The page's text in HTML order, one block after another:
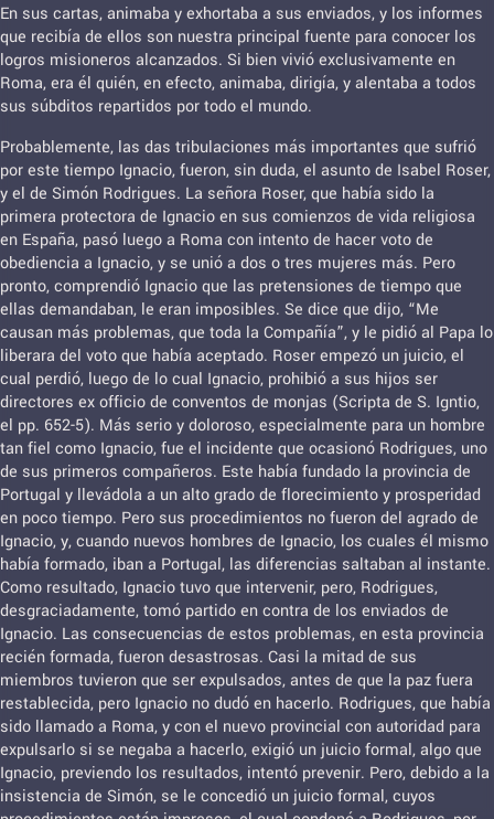
En sus cartas, animaba y exhortaba a sus enviados, y los informes
que recibía de ellos son nuestra principal fuente para conocer los
logros misioneros alcanzados. Si bien vivió exclusivamente en
Roma, era él quién, en efecto, animaba, dirigía, y alentaba a todos
sus súbditos repartidos por todo el mundo.
Probablemente, las das tribulaciones más importantes que sufrió
por este tiempo Ignacio, fueron, sin duda, el asunto de Isabel Roser,
y el de Simón Rodrigues. La señora Roser, que había sido la
primera protectora de Ignacio en sus comienzos de vida religiosa
en España, pasó luego a Roma con intento de hacer voto de
obediencia a Ignacio, y se unió a dos o tres mujeres más. Pero
pronto, comprendió Ignacio que las pretensiones de tiempo que
ellas demandaban, le eran imposibles. Se dice que dijo, “Me
causan más problemas, que toda la Compañía”, y le pidió al Papa lo
liberara del voto que había aceptado. Roser empezó un juicio, el
cual perdió, luego de lo cual Ignacio, prohibió a sus hijos ser
directores ex officio de conventos de monjas (Scripta de S. Igntio,
el pp. 652-5). Más serio y doloroso, especialmente para un hombre
tan fiel como Ignacio, fue el incidente que ocasionó Rodrigues, uno
de sus primeros compañeros. Este había fundado la provincia de
Portugal y llevádola a un alto grado de florecimiento y prosperidad
en poco tiempo. Pero sus procedimientos no fueron del agrado de
Ignacio, y, cuando nuevos hombres de Ignacio, los cuales él mismo
había formado, iban a Portugal, las diferencias saltaban al instante.
Como resultado, Ignacio tuvo que intervenir, pero, Rodrigues,
desgraciadamente, tomó partido en contra de los enviados de
Ignacio. Las consecuencias de estos problemas, en esta provincia
recién formada, fueron desastrosas. Casi la mitad de sus
miembros tuvieron que ser expulsados, antes de que la paz fuera
restablecida, pero Ignacio no dudó en hacerlo. Rodrigues, que había
sido llamado a Roma, y con el nuevo provincial con autoridad para
expulsarlo si se negaba a hacerlo, exigió un juicio formal, algo que
Ignacio, previendo los resultados, intentó prevenir. Pero, debido a la
insistencia de Simón, se le concedió un juicio formal, cuyos